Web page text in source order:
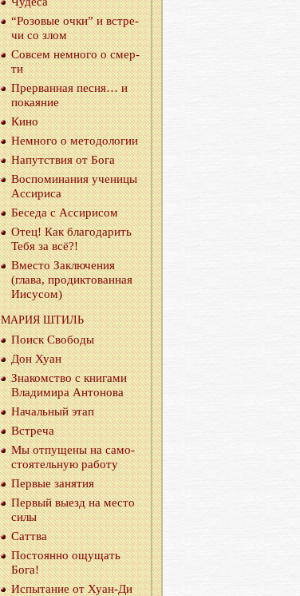
“Ро­зо­вые очки” и встре­
чи со злом
Со­всем немно­го о смер­
ти
Пре­рван­ная песня… и
по­ка­я­ние
Кино
Немно­го о ме­то­до­ло­гии
На­пут­ствия от Бога
Вос­по­ми­на­ния уче­ни­цы
Ас­си­ри­са
Бе­се­да с Ас­си­ри­сом
Отец! Как бла­го­да­рить
Тебя за всё?!
Вме­сто За­клю­че­ния
(глава, про­дик­то­ван­ная
Иису­сом)
МАРИЯ ШТИЛЬ
Поиск Сво­бо­ды
Дон Хуан
Зна­ком­ство с кни­га­ми
Вла­ди­ми­ра Ан­то­но­ва
На­чаль­ный этап
Встре­ча
Мы от­пу­ще­ны на са­мо­
сто­я­тель­ную ра­бо­ту
Пер­вые за­ня­тия
Пер­вый выезд на место
силы
Саттва
По­сто­ян­но ощу­щать
Бога!
Ис­пы­та­ние от Ху­ан-Ди